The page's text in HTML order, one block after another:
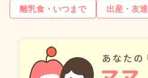
離乳食・いつまで
出産・友達